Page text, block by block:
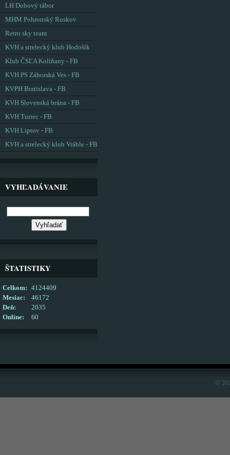
LH Dobový tábor
MHM Pohronský Ruskov
Retro sky team
KVH a strelecký klub Hodošík
Klub ČSĽA Kolíňany - FB
KVH PS Záhorská Ves - FB
KVPH Bratislava - FB
KVH Slovenská brána - FB
KVH Turiec - FB
KVH Liptov - FB
KVH a strelecký klub Vráble - FB
VYHĽADÁVANIE
ŠTATISTIKY
Online: 60
Celkom:
4124409
Mesiac:
46172
Deň:
2035
©